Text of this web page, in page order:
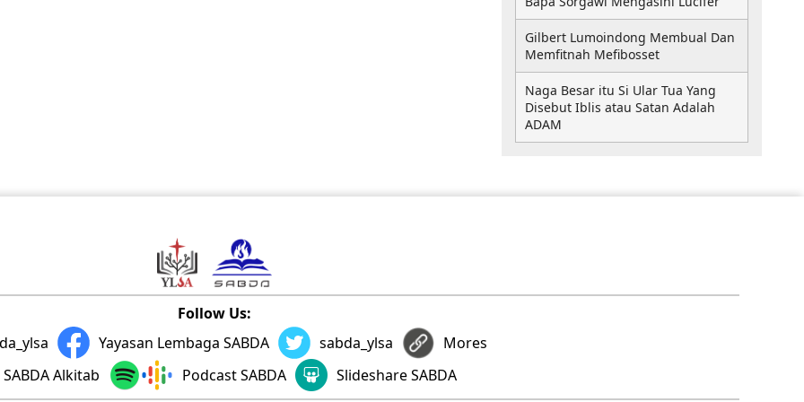
Gilbert Lumoindong Membual Dan
Memfitnah Mefibosset
Naga Besar itu Si Ular Tua Yang
Disebut Iblis atau Satan Adalah
ADAM
Follow Us:
Yayasan Lembaga SABDA sabda_ylsa
Mores
SABDA Alkitab
Podcast SABDA Slideshare SABDA